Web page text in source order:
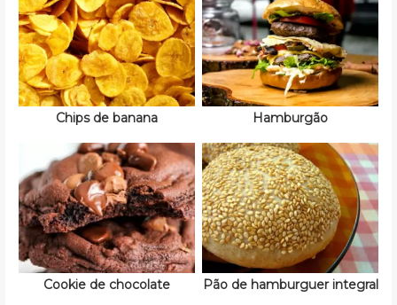
Chips de banana Hamburgão
Cookie de chocolate Pão de hamburguer integral